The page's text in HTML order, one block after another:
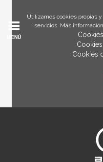
Utilizamos cookies propias
servicios. Más
Cookies
MENÚ